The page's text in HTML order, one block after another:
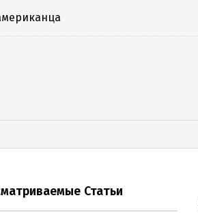
Статьи